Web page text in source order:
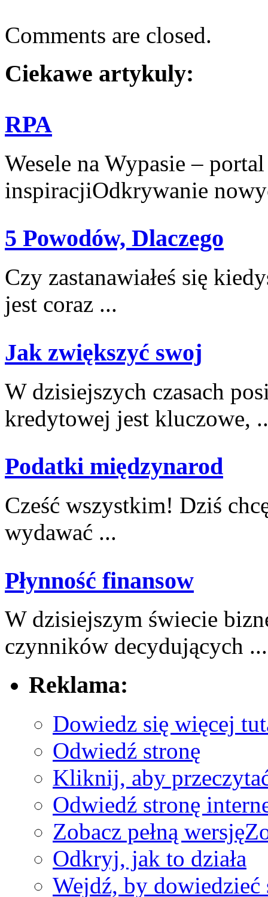
Comments are closed.
Ciekawe artykuly:
RPA
Wesele na Wypasie –
inspiracjiOdkrywanie
5 Powodów, Dlaczego
Czy zastanawiałeś się
jest coraz‌ ...
Jak zwiększyć swoj
W dzisiejszych⁣ czasach
kredytowej jest kluczowe,​
Podatki międzynarod
Cześć‍ wszystkim! Dziś
wydawać ...
Płynność finansow
W dzisiejszym​ świecie
czynników decydujących ...
Reklama:
Dowiedz się więcej
Odwiedź stronę
Kliknij, aby
Odwiedź stronę
Zobacz pełną wersję
Odkryj, jak to działa
Wejdź, by dowiedzieć